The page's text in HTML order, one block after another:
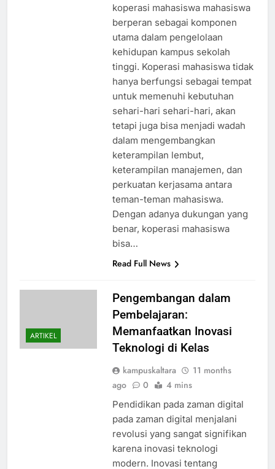
koperasi mahasiswa mahasiswa
berperan sebagai komponen
utama dalam pengelolaan
kehidupan kampus sekolah
tinggi. Koperasi mahasiswa tidak
hanya berfungsi sebagai tempat
untuk memenuhi kebutuhan
sehari-hari sehari-hari, akan
tetapi juga bisa menjadi wadah
dalam mengembangkan
keterampilan lembut,
keterampilan manajemen, dan
perkuatan kerjasama antara
teman-teman mahasiswa.
Dengan adanya dukungan yang
benar, koperasi mahasiswa
bisa…
Read Full News
ARTIKEL
Pengembangan dalam
Pembelajaran:
Memanfaatkan Inovasi
Teknologi di Kelas
kampuskaltara
11 months
ago
0 4 mins
Pendidikan pada zaman digital
pada zaman digital menjalani
revolusi yang sangat signifikan
karena inovasi teknologi
modern. Inovasi tentang